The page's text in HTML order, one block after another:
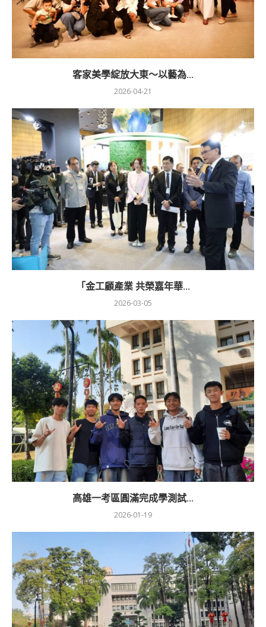
客家美學綻放大東～以藝為...
2026-04-21
「金工顧產業 共榮嘉年華...
2026-03-05
高雄一考區圓滿完成學測試...
2026-01-19